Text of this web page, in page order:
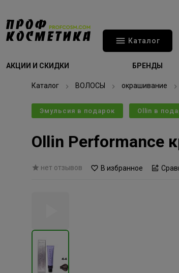
Каталог
АКЦИИ И СКИДКИ БРЕНДЫ
Каталог ВОЛОСЫ окрашивание
Эмульсия в подарок Ollin в
Ollin Performance
нет отзывов В избранное